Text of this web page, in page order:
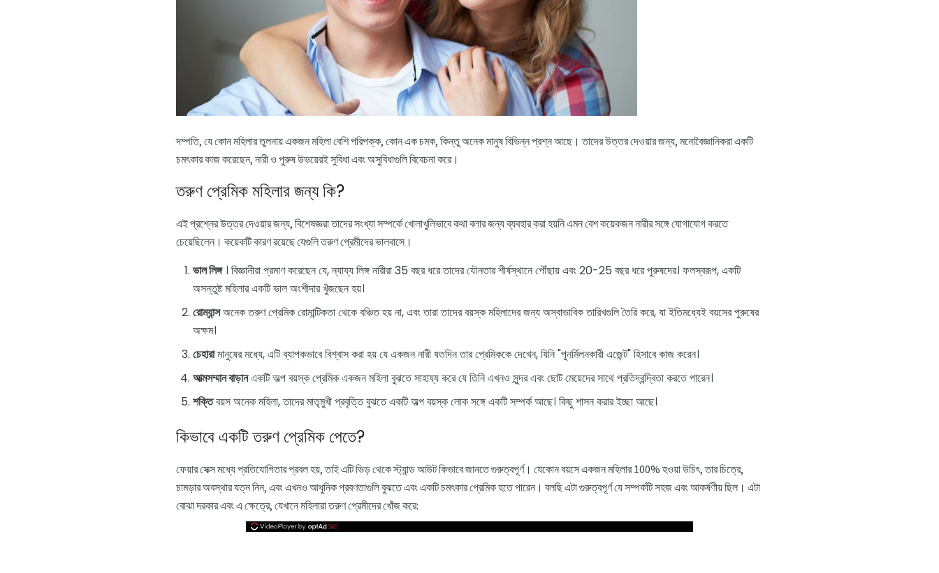
দম্পতি, যে কোন মহিলার তুলনায় একজন মহিলা বেশি পরিপক্ক, কোন এক চমক, কিন্তু অনেক মানুষ বিভিন্ন প্রশ্ন আছে। তাদের উত্তর দেওয়ার জন্য, মনোবৈজ্ঞানিকরা একটি
চমৎকার কাজ করেছেন, নারী ও পুরুষ উভয়েরই সুবিধা এবং অসুবিধাগুলি বিবেচনা করে।
তরুণ প্রেমিক মহিলার জন্য কি?
এই প্রশ্নের উত্তর দেওয়ার জন্য, বিশেষজ্ঞরা তাদের সংখ্যা সম্পর্কে খোলাখুলিভাবে কথা বলার জন্য ব্যবহার করা হয়নি এমন বেশ কয়েকজন নারীর সঙ্গে যোগাযোগ করতে
চেয়েছিলেন। কয়েকটি কারণ রয়েছে যেগুলি তরুণ প্রেমীদের ভালবাসে।
ভাল লিঙ্গ। বিজ্ঞানীরা প্রমাণ করেছেন যে, ন্যায্য লিঙ্গ নারীরা 35 বছর ধরে তাদের যৌনতার শীর্ষস্থানে পৌঁছায় এবং 20-25 বছর ধরে পুরুষদের। ফলস্বরূপ, একটি
অসন্তুষ্ট মহিলার একটি ভাল অংশীদার খুঁজছেন হয়।
রোম্যান্সঅনেক তরুণ প্রেমিক রোমান্টিকতা থেকে বঞ্চিত হয় না, এবং তারা তাদের বয়স্ক মহিলাদের জন্য অস্বাভাবিক তারিখগুলি তৈরি করে, যা ইতিমধ্যেই বয়সের পুরুষের
অক্ষম।
চেহারামানুষের মধ্যে, এটি ব্যাপকভাবে বিশ্বাস করা হয় যে একজন নারী যতদিন তার প্রেমিককে দেখেন, যিনি "পুনর্মিলনকারী এজেন্ট" হিসাবে কাজ করেন।
আত্মসম্মান বাড়ানএকটি অল্প বয়স্ক প্রেমিক একজন মহিলা বুঝতে সাহায্য করে যে তিনি এখনও সুন্দর এবং ছোট মেয়েদের সাথে প্রতিদ্বন্দ্বিতা করতে পারেন।
শক্তিবয়স অনেক মহিলা, তাদের মাতৃমুখী প্রবৃত্তি বুঝতে একটি অল্প বয়স্ক লোক সঙ্গে একটি সম্পর্ক আছে। কিছু শাসন করার ইচ্ছা আছে।
কিভাবে একটি তরুণ প্রেমিক পেতে?
ফেয়ার সেক্স মধ্যে প্রতিযোগিতার প্রবল হয়, তাই এটি ভিড় থেকে স্ট্যান্ড আউট কিভাবে জানতে গুরুত্বপূর্ণ। যেকোন বয়সে একজন মহিলার 100% হওয়া উচিৎ, তার চিত্রে,
চামড়ার অবস্থার যত্ন নিন, এবং এখনও আধুনিক প্রবণতাগুলি বুঝতে এবং একটি চমৎকার প্রেমিক হতে পারেন। বলছি এটা গুরুত্বপূর্ণ যে সম্পর্কটি সহজ এবং আকর্ষণীয় ছিল। এটা
বোঝা দরকার এবং এ ক্ষেত্রে, যেখানে মহিলারা তরুণ প্রেমীদের খোঁজ করে: